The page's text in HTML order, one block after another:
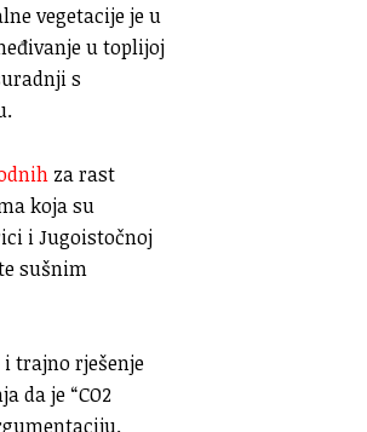
vegetacije je u
u toplijoj
s
za rast
koja su
i Jugoistočnoj
sušnim
i trajno rješenje
da je “CO2